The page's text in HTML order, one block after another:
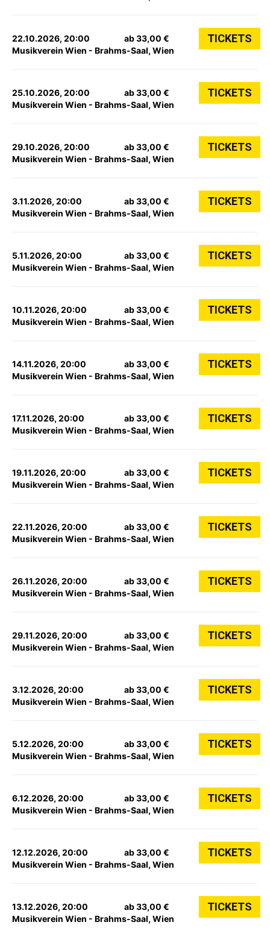
22.10.2026, 20:00
Musikverein Wien - Brahms-Saal, Wien
ab 33,00 € TICKETS
25.10.2026, 20:00
Musikverein Wien - Brahms-Saal, Wien
ab 33,00 € TICKETS
29.10.2026, 20:00
Musikverein Wien - Brahms-Saal, Wien
ab 33,00 € TICKETS
3.11.2026, 20:00
Musikverein Wien - Brahms-Saal, Wien
ab 33,00 € TICKETS
5.11.2026, 20:00
Musikverein Wien - Brahms-Saal, Wien
ab 33,00 € TICKETS
10.11.2026, 20:00
Musikverein Wien - Brahms-Saal, Wien
ab 33,00 € TICKETS
14.11.2026, 20:00
Musikverein Wien - Brahms-Saal, Wien
ab 33,00 € TICKETS
17.11.2026, 20:00
Musikverein Wien - Brahms-Saal, Wien
ab 33,00 € TICKETS
19.11.2026, 20:00
Musikverein Wien - Brahms-Saal, Wien
ab 33,00 € TICKETS
22.11.2026, 20:00
Musikverein Wien - Brahms-Saal, Wien
ab 33,00 € TICKETS
26.11.2026, 20:00
Musikverein Wien - Brahms-Saal, Wien
ab 33,00 € TICKETS
29.11.2026, 20:00
Musikverein Wien - Brahms-Saal, Wien
ab 33,00 € TICKETS
3.12.2026, 20:00
Musikverein Wien - Brahms-Saal, Wien
ab 33,00 € TICKETS
5.12.2026, 20:00
Musikverein Wien - Brahms-Saal, Wien
ab 33,00 € TICKETS
6.12.2026, 20:00
Musikverein Wien - Brahms-Saal, Wien
ab 33,00 € TICKETS
12.12.2026, 20:00
Musikverein Wien - Brahms-Saal, Wien
ab 33,00 € TICKETS
13.12.2026, 20:00
Musikverein Wien - Brahms-Saal, Wien
ab 33,00 € TICKETS